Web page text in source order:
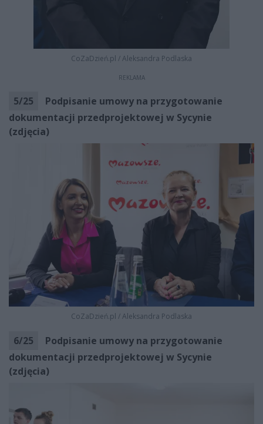
CoZaDzień.pl /Aleksandra Podlaska
REKLAMA
5/25
Podpisanie umowy na przygotowanie
dokumentacji przedprojektowej w Sycynie
(zdjęcia)
CoZaDzień.pl /Aleksandra Podlaska
6/25
Podpisanie umowy na przygotowanie
dokumentacji przedprojektowej w Sycynie
(zdjęcia)